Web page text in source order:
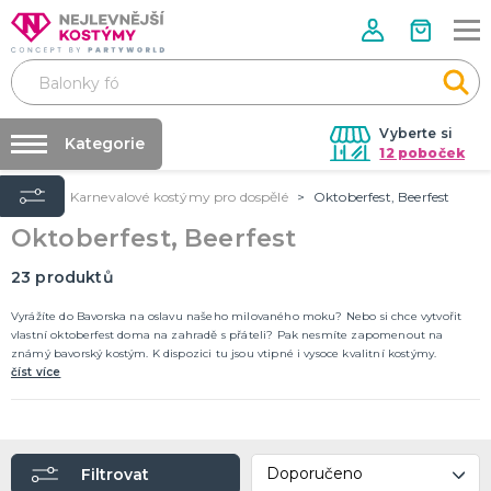
Vyberte si
12 poboček
Půjčovna kostýmů
Párty výzdoba na klíč
Nafukování balónků
Prodejny
Rozvoz
Párty Blog
Kariéra
Kontakt
Kategorie
VALENTÝN
Valentýnské doplňky
Valentýnské hry
PÁLENÍ ČARODEJNIC
Čarodejnické klobouky
Strašidelná výzdoba a dekorace
Doplňky ke kostýmům
DALŠÍ KATEGORIE
Úvod Karnevalové kostýmy pro dospělé Oktoberfest, Beerfest
Oktoberfest, Beerfest
23 produktů
Vyrážíte do Bavorska na oslavu našeho milovaného moku? Nebo si chce vytvořit
vlastní oktoberfest doma na zahradě s přáteli? Pak nesmíte zapomenout na
známý bavorský kostým. K dispozici tu jsou vtipné i vysoce kvalitní kostýmy.
číst více
Filtrovat